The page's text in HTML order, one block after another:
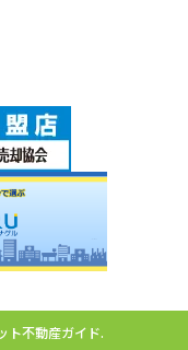
不動産ガイド.